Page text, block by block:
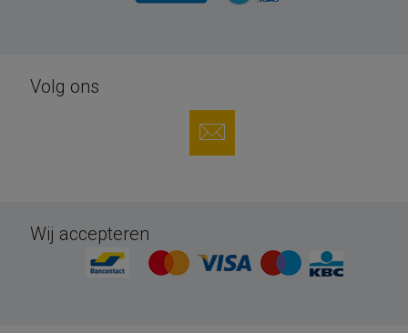
Volg ons
Wij accepteren